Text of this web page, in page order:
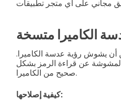
الكاميرا متسخة
أن يشوش رؤية عدسة الكاميرا.
عن قراءة الرمز بشكل
صحيح من الكاميرا.
كيفية إصلاحها: